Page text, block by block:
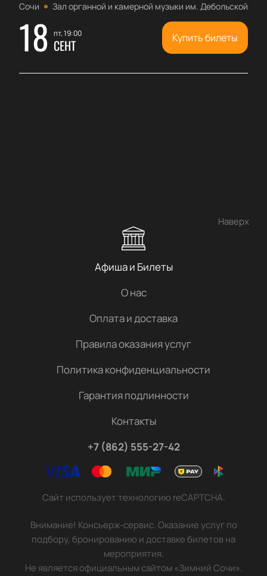
Сочи Зал органной и камерной музыки им. Дебольской
18 пт, 19:00
СЕНТ Купить билеты
Наверх
Афиша и Билеты
О нас
Оплата и доставка
Правила оказания услуг
Политика конфиденциальности
Гарантия подлинности
Контакты
+7 (862) 555-27-42
Сайт использует технологию reCAPTCHA.
Внимание! Консьерж-сервис. Оказание услуг по
подбору, бронированию и доставке билетов на
мероприятия.
Не является официальным сайтом «Зимний Сочи».